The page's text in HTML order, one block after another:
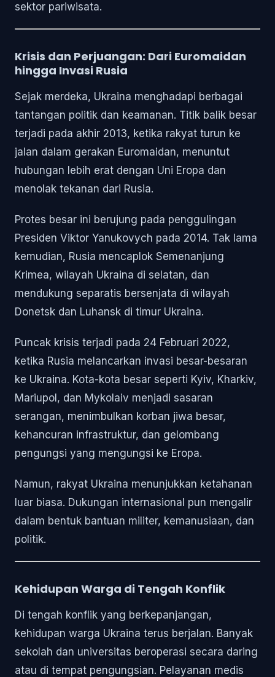
sektor pariwisata.
Krisis dan Perjuangan: Dari Euromaidan
hingga Invasi Rusia
Sejak merdeka, Ukraina menghadapi berbagai
tantangan politik dan keamanan. Titik balik besar
terjadi pada akhir 2013, ketika rakyat turun ke
jalan dalam gerakan Euromaidan, menuntut
hubungan lebih erat dengan Uni Eropa dan
menolak tekanan dari Rusia.
Protes besar ini berujung pada penggulingan
Presiden Viktor Yanukovych pada 2014. Tak lama
kemudian, Rusia mencaplok Semenanjung
Krimea, wilayah Ukraina di selatan, dan
mendukung separatis bersenjata di wilayah
Donetsk dan Luhansk di timur Ukraina.
Puncak krisis terjadi pada 24 Februari 2022,
ketika Rusia melancarkan invasi besar-besaran
ke Ukraina. Kota-kota besar seperti Kyiv, Kharkiv,
Mariupol, dan Mykolaiv menjadi sasaran
serangan, menimbulkan korban jiwa besar,
kehancuran infrastruktur, dan gelombang
pengungsi yang mengungsi ke Eropa.
Namun, rakyat Ukraina menunjukkan ketahanan
luar biasa. Dukungan internasional pun mengalir
dalam bentuk bantuan militer, kemanusiaan, dan
politik.
Kehidupan Warga di Tengah Konflik
Di tengah konflik yang berkepanjangan,
kehidupan warga Ukraina terus berjalan. Banyak
sekolah dan universitas beroperasi secara daring
atau di tempat pengungsian. Pelayanan medis